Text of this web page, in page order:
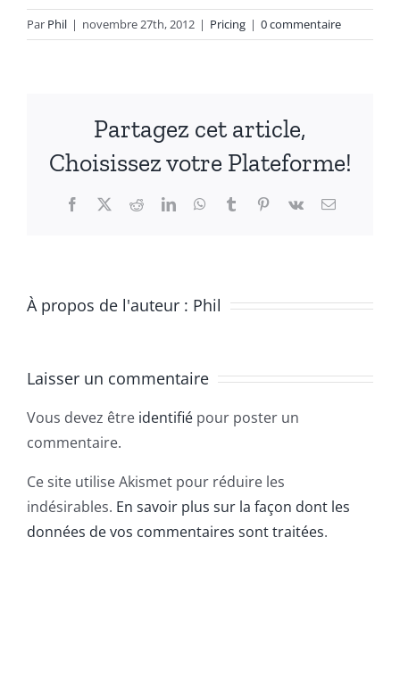
Par Phil | novembre 27th, 2012 | Pricing | 0 commentaire
Partagez cet article,
Choisissez votre Plateforme!
Facebook
X RedditLinkedInWhatsApp
TumblrPinterest
Vk Email
À propos de l'auteur : Phil
Laisser un commentaire
Vous devez être identifié pour poster un
commentaire.
Ce site utilise Akismet pour réduire les
indésirables. En savoir plus sur la façon dont les
données de vos commentaires sont traitées.